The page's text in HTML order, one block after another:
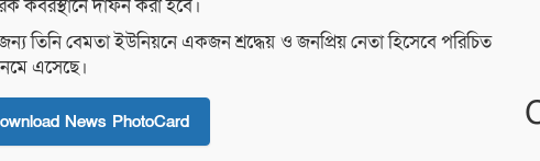
কবরস্থানে দাফন করা হবে।
তিনি বেমতা ইউনিয়নে একজন শ্রদ্ধেয় ও জনপ্রিয় নেতা হিসেবে পরিচিত
এসেছে।
News PhotoCard